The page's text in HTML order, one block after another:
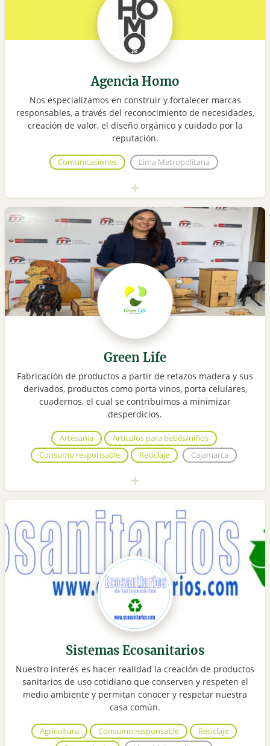
Agencia Homo
Nos especializamos en construir y fortalecer marcas
responsables, a través del reconocimiento de necesidades,
creación de valor, el diseño orgánico y cuidado por la
reputación.
Comunicaciones Lima Metropolitana
Green Life
Fabricación de productos a partir de retazos madera y sus
derivados, productos como porta vinos, porta celulares,
cuadernos, el cual se contribuimos a minimizar
desperdicios.
Artesanía
Artículos para bebés/niños
Consumo responsable
Reciclaje Cajamarca
Sistemas Ecosanitarios
Nuestro interés es hacer realidad la creación de productos
sanitarios de uso cotidiano que conserven y respeten el
medio ambiente y permitan conocer y respetar nuestra
casa común.
Agricultura Consumo responsable
Reciclaje